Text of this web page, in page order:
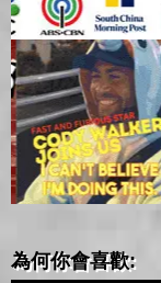
為何你會喜歡: